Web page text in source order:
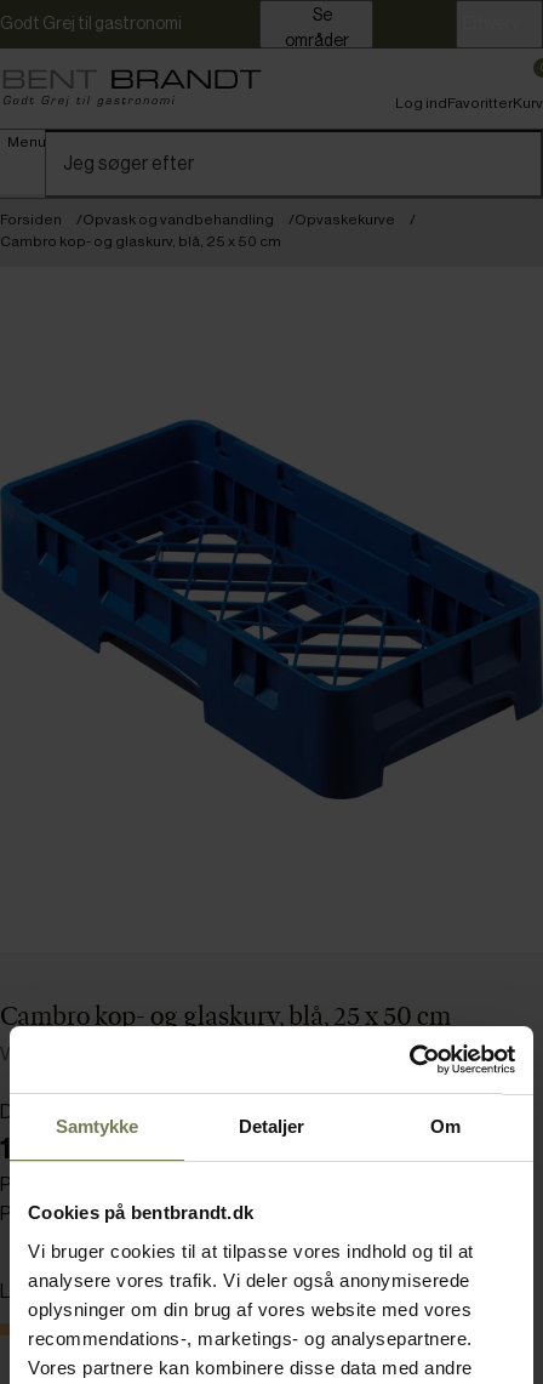
Samtykke Detaljer Om
Cookies på bentbrandt.dk
Vi bruger cookies til at tilpasse vores indhold og til at
analysere vores trafik. Vi deler også anonymiserede
oplysninger om din brug af vores website med vores
recommendations-, marketings- og analysepartnere.
Vores partnere kan kombinere disse data med andre
Godt Grej til gastronomi
områder
Menu
Log indFavoritterKurv
Forsiden Opvask og vandbehandling
Opvaskekurve
Cambro kop- og glaskurv, blå, 25 x 50 cm
Cambro kop- og glaskurv, blå, 25 x 50 cm
Varenummer: 81351015
Din pris (ekskl. moms)
169,00 kr./stk.
Pakker af 6 stk.
Pris pr. pakke 1.014,00 kr. (ekskl. moms)
Læg i kurv